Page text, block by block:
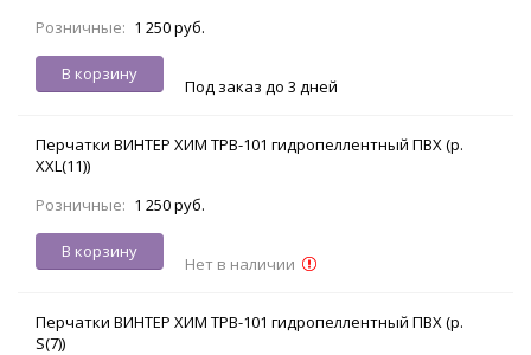
Розничные: 1 250 руб.
В корзину
Под заказ до 3 дней
Перчатки ВИНТЕР ХИМ TPB-101 гидропеллентный ПВХ (р.
XXL(11))
Розничные: 1 250 руб.
В корзину
Нет в наличии
Перчатки ВИНТЕР ХИМ TPB-101 гидропеллентный ПВХ (р.
S(7))